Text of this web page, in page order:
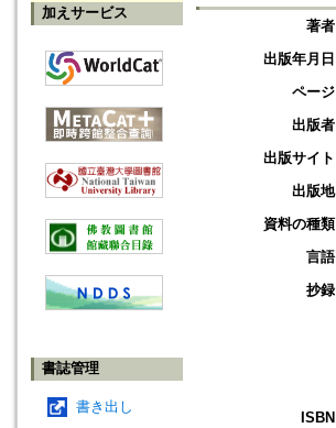
加えサービス
書誌管理
書き出し
著者
出版年月日
ページ
出版者
出版サイト
出版地
資料の種類
言語
抄録
ISBN